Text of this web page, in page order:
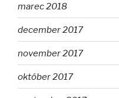
marec 2018
december 2017
november 2017
október 2017